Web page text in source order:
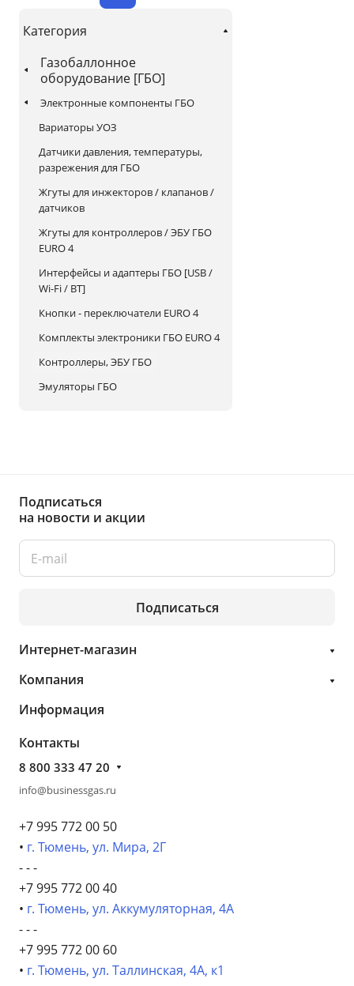
Категория
Газобаллонное
оборудование [ГБО]
Электронные компоненты ГБО
Вариаторы УОЗ
Датчики давления, температуры,
разрежения для ГБО
Жгуты для инжекторов / клапанов /
датчиков
Жгуты для контроллеров / ЭБУ ГБО
EURO 4
Интерфейсы и адаптеры ГБО [USB /
Wi-Fi / BT]
Кнопки - переключатели EURO 4
Комплекты электроники ГБО EURO 4
Контроллеры, ЭБУ ГБО
Эмуляторы ГБО
Подписаться
на новости и акции
Подписаться
Интернет-магазин
Компания
Информация
Контакты
8 800 333 47 20
info@businessgas.ru
+7 995 772 00 50
• г. Тюмень, ул. Мира, 2Г
- - -
+7 995 772 00 40
• г. Тюмень, ул. Аккумуляторная, 4А
- - -
+7 995 772 00 60
• г. Тюмень, ул. Таллинская, 4А, к1